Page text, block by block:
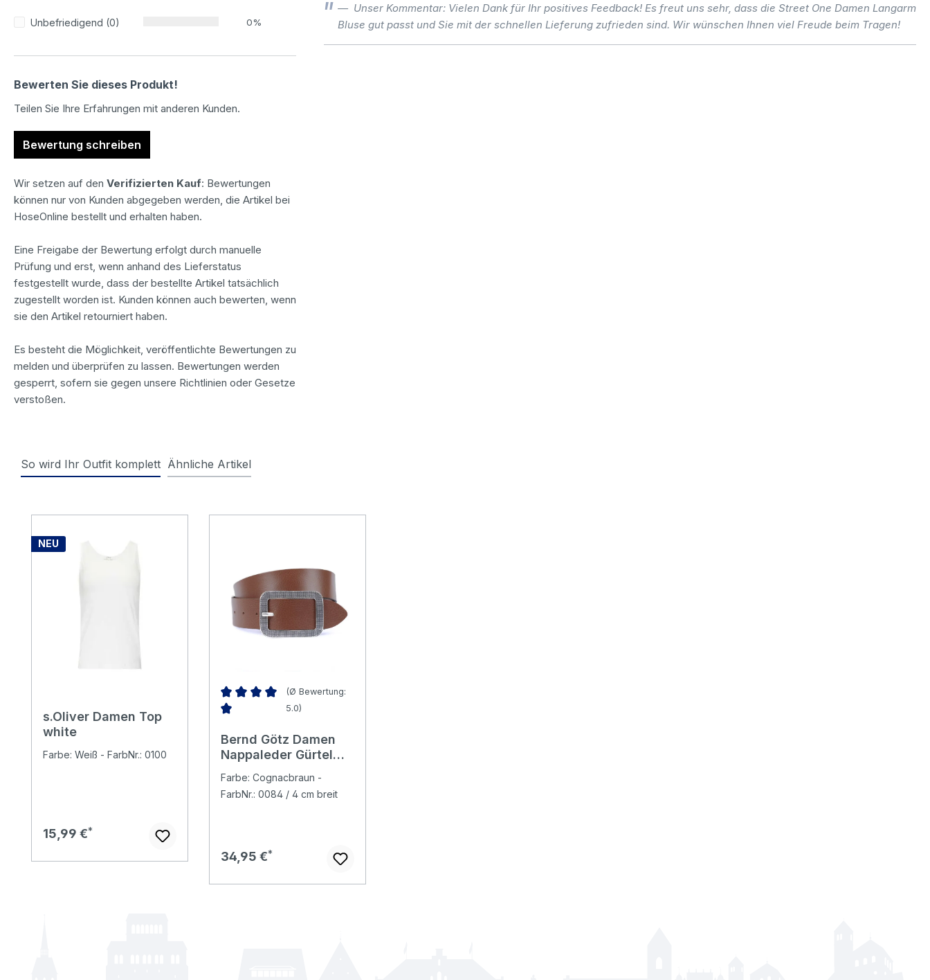
Unbefriedigend (0) 0%
Bewerten Sie dieses Produkt!
Teilen Sie Ihre Erfahrungen mit anderen Kunden.
Bewertung schreiben
Wir setzen auf den Verifizierten Kauf: Bewertungen
können nur von Kunden abgegeben werden, die Artikel bei
HoseOnline bestellt und erhalten haben.
Eine Freigabe der Bewertung erfolgt durch manuelle
Prüfung und erst, wenn anhand des Lieferstatus
festgestellt wurde, dass der bestellte Artikel tatsächlich
zugestellt worden ist. Kunden können auch bewerten, wenn
sie den Artikel retourniert haben.
Es besteht die Möglichkeit, veröffentlichte Bewertungen zu
melden und überprüfen zu lassen. Bewertungen werden
gesperrt, sofern sie gegen unsere Richtlinien oder Gesetze
verstoßen.
Unser Kommentar: Vielen Dank für Ihr positives Feedback! Es freut uns sehr, dass die Street One Damen Langarm
Bluse gut passt und Sie mit der schnellen Lieferung zufrieden sind. Wir wünschen Ihnen viel Freude beim Tragen!
So wird Ihr Outfit komplett Ähnliche Artikel
NEU
s.Oliver Damen Top
white
Farbe: Weiß - FarbNr.: 0100
Regulärer Preis:
15,99 €
(Ø Bewertung:
5.0)
Bernd Götz Damen
Nappaleder Gürtel
Farbe: Cognacbraun -
FarbNr.: 0084 / 4 cm breit
Regulärer Preis:
34,95 €